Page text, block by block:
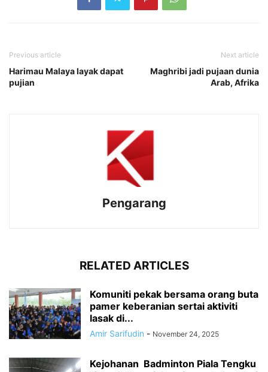
Previous article
Harimau Malaya layak dapat
pujian
Next article
Maghribi jadi pujaan dunia
Arab, Afrika
Pengarang
RELATED ARTICLES
Komuniti pekak bersama orang buta
pamer keberanian sertai aktiviti
lasak di...
Amir Sarifudin - November 24, 2025
Kejohanan Badminton Piala Tengku